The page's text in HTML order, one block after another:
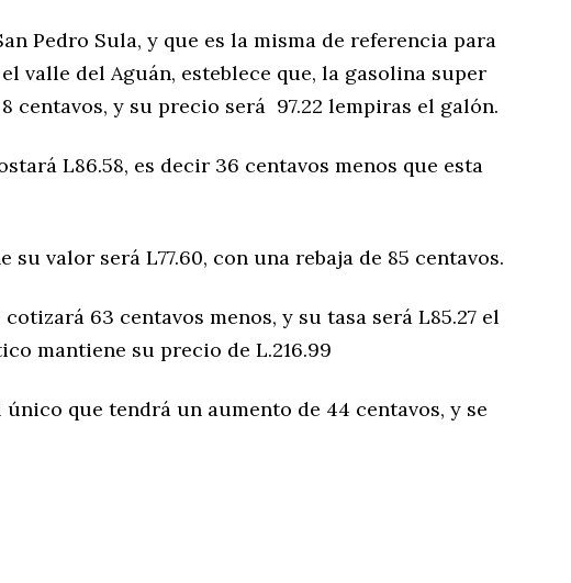
Pedro Sula, y que es la misma de referencia para
valle del Aguán, esteblece que, la gasolina super
centavos, y su precio será 97.22 lempiras el galón.
L86.58, es decir 36 centavos menos que esta
su valor será L77.60, con una rebaja de 85 centavos.
63 centavos menos, y su tasa será L85.27 el
mantiene su precio de L.216.99
que tendrá un aumento de 44 centavos, y se